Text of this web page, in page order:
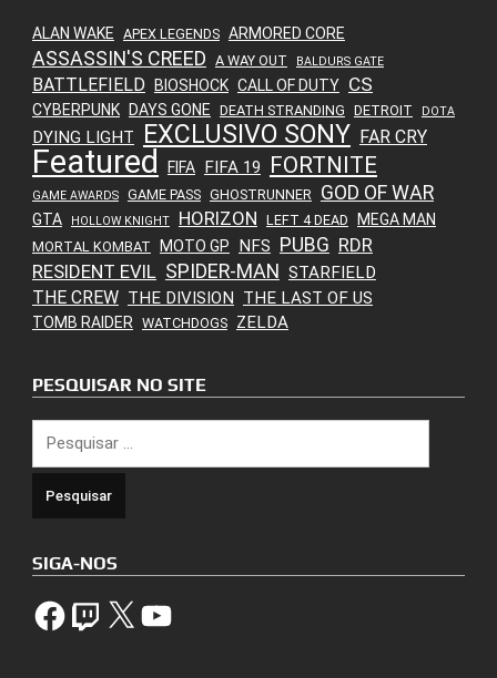
ALAN WAKE APEX LEGENDS ARMORED CORE
ASSASSIN'S CREED A WAY OUT BALDURS GATE
BATTLEFIELD BIOSHOCK CALL OF DUTY CS
CYBERPUNK DAYS GONE DEATH STRANDING DETROIT DOTA
DYING LIGHT EXCLUSIVO SONY FAR CRY
Featured FIFA FIFA 19 FORTNITE
GAME AWARDS GAME PASS GHOSTRUNNER GOD OF WAR
GTA HOLLOW KNIGHT HORIZON LEFT 4 DEAD MEGA MAN
MORTAL KOMBAT MOTO GP NFS PUBG RDR
RESIDENT EVIL SPIDER-MAN STARFIELD
THE CREW THE DIVISION THE LAST OF US
TOMB RAIDER WATCHDOGS ZELDA
PESQUISAR NO SITE
por:
SIGA-NOS
FacebookTwitch X YouTube